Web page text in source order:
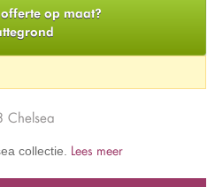
op maat?
Chelsea
collectie. Lees meer